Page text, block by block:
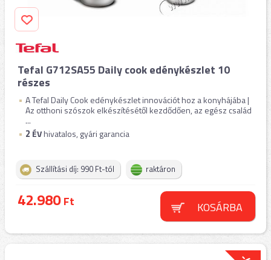
Tefal G712SA55 Daily cook edénykészlet 10
részes
A Tefal Daily Cook edénykészlet innovációt hoz a konyhájába |
Az otthoni szószok elkészítésétől kezdődően, az egész család
...
2 ÉVhivatalos, gyári garancia
Szállítási díj: 990 Ft-tól raktáron
42.980Ft KOSÁRBA